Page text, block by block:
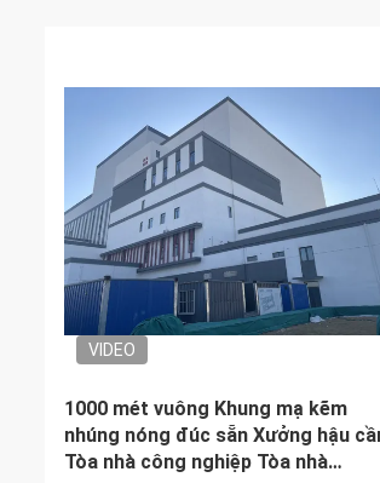
VIDEO
Kho thép tiền chế kết cấu chống
cháy cho ngoài trời